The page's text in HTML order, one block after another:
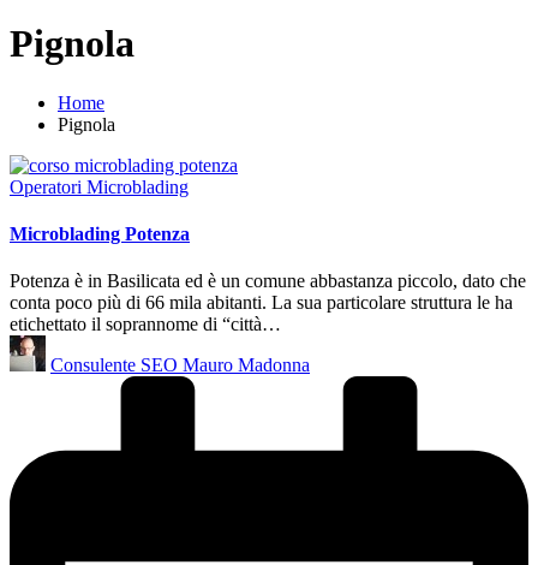
Pignola
Home
Pignola
Posted
Operatori Microblading
Microblading Potenza
Potenza è in Basilicata ed è un comune abbastanza piccolo, dato che
conta poco più di 66 mila abitanti. La sua particolare struttura le ha
etichettato il soprannome di “città…
Posted
by
Consulente SEO Mauro Madonna